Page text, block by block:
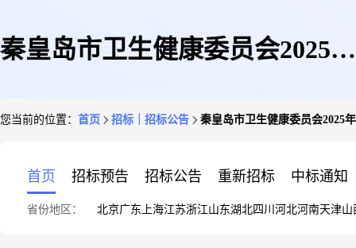
秦皇岛市卫生健康委员会2025年
您当前的位置： 首页 招标｜招标公告 秦皇岛市卫生健康委员会2025
首页 招标预告 招标公告 重新招标 中标通知
省份地区： 北京广东 上海江苏浙江山东湖北四川 河北河南天津山